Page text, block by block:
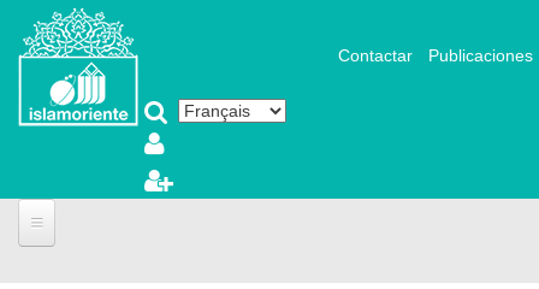
Aller au contenu principal
Contactar Publicaciones